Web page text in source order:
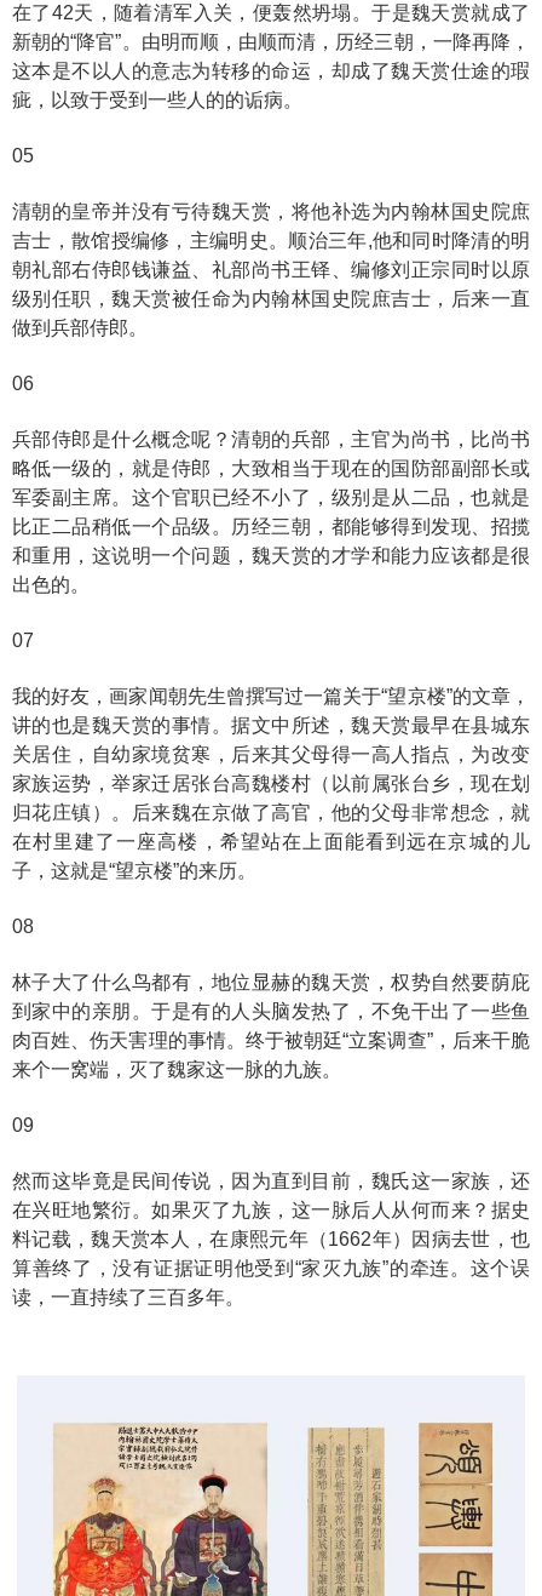
在了42天，随着清军入关，便轰然坍塌。于是魏天赏就成了
新朝的“降官”。由明而顺，由顺而清，历经三朝，一降再降，
这本是不以人的意志为转移的命运，却成了魏天赏仕途的瑕
疵，以致于受到一些人的的诟病。
05
清朝的皇帝并没有亏待魏天赏，将他补选为内翰林国史院庶
吉士，散馆授编修，主编明史。顺治三年,他和同时降清的明
朝礼部右侍郎钱谦益、礼部尚书王铎、编修刘正宗同时以原
级别任职，魏天赏被任命为内翰林国史院庶吉士，后来一直
做到兵部侍郎。
06
兵部侍郎是什么概念呢？清朝的兵部，主官为尚书，比尚书
略低一级的，就是侍郎，大致相当于现在的国防部副部长或
军委副主席。这个官职已经不小了，级别是从二品，也就是
比正二品稍低一个品级。历经三朝，都能够得到发现、招揽
和重用，这说明一个问题，魏天赏的才学和能力应该都是很
出色的。
07
我的好友，画家闻朝先生曾撰写过一篇关于“望京楼”的文章，
讲的也是魏天赏的事情。据文中所述，魏天赏最早在县城东
关居住，自幼家境贫寒，后来其父母得一高人指点，为改变
家族运势，举家迁居张台高魏楼村（以前属张台乡，现在划
归花庄镇）。后来魏在京做了高官，他的父母非常想念，就
在村里建了一座高楼，希望站在上面能看到远在京城的儿
子，这就是“望京楼”的来历。
08
林子大了什么鸟都有，地位显赫的魏天赏，权势自然要荫庇
到家中的亲朋。于是有的人头脑发热了，不免干出了一些鱼
肉百姓、伤天害理的事情。终于被朝廷“立案调查”，后来干脆
来个一窝端，灭了魏家这一脉的九族。
09
然而这毕竟是民间传说，因为直到目前，魏氏这一家族，还
在兴旺地繁衍。如果灭了九族，这一脉后人从何而来？据史
料记载，魏天赏本人，在康熙元年（1662年）因病去世，也
算善终了，没有证据证明他受到“家灭九族”的牵连。这个误
读，一直持续了三百多年。